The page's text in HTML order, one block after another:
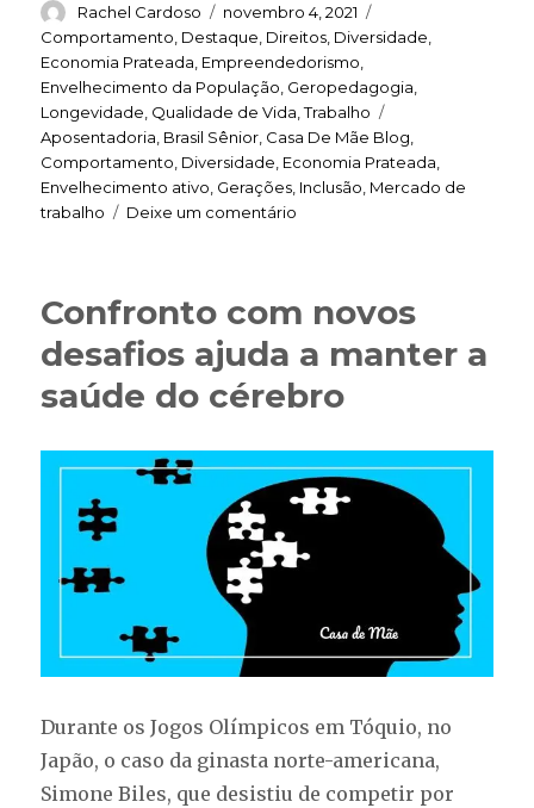
Autor
Rachel Cardoso
Publicado
em
novembro 4, 2021
Comportamento, Destaque, Direitos, Diversidade,
Economia Prateada, Empreendedorismo,
Envelhecimento da População, Geropedagogia,
Longevidade, Qualidade de Vida,Trabalho
Aposentadoria, Brasil Sênior, Casa De Mãe Blog,
Comportamento, Diversidade, Economia Prateada,
Envelhecimento ativo, Gerações, Inclusão, Mercado de
trabalho
Deixe um comentário
prazo
validade
Confronto com novos
desafios ajuda a manter a
saúde do cérebro
Durante os Jogos Olímpicos em Tóquio, no
Japão, o caso da ginasta norte-americana,
Simone Biles, que desistiu de competir por